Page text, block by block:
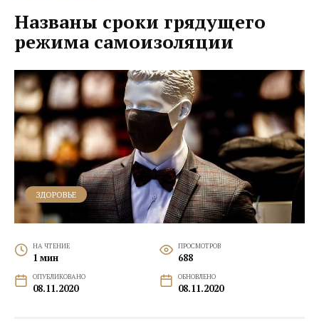
Названы сроки грядущего
режима самоизоляции
ЗДОРОВЬЕ
НА ЧТЕНИЕ
1 мин
ПРОСМОТРОВ
688
ОПУБЛИКОВАНО
08.11.2020
ОБНОВЛЕНО
08.11.2020